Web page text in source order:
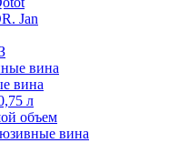
Jan
вина
вина
л
объем
вина